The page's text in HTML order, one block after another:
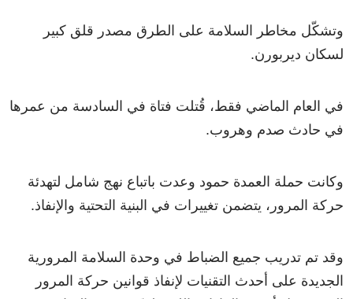
وتشكّل مخاطر السلامة على الطرق مصدر قلق كبير
لسكان ديربورن.
في العام الماضي فقط، قُتلت فتاة في السادسة من عمرها
في حادث صدم وهروب.
وكانت حملة العمدة حمود وعدت باتباع نهج شامل لتهدئة
حركة المرور، يتضمن تغييرات في البنية التحتية والإنفاذ.
وقد تم تدريب جميع الضباط في وحدة السلامة المرورية
الجديدة على أحدث التقنيات لإنفاذ قوانين حركة المرور